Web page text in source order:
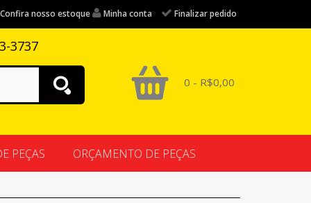
Confira nosso estoque Minha conta Finalizar pedido
3737
0 - R$0,00
PEÇAS ORÇAMENTO DE PEÇAS